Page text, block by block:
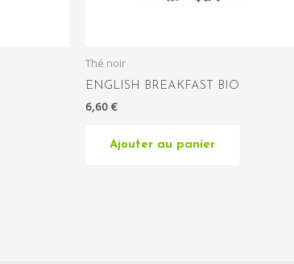
Thé noir
ENGLISH BREAKFAST BIO
6,60€
Ajouter au panier